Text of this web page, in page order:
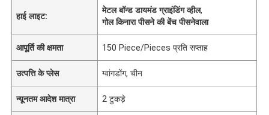
हाई लाइट:
मेटल बॉन्ड डायमंड ग्राइंडिंग व्हील,
गोल किनारा पीसने की बेंच पीसनेवाला
आपूर्ति की क्षमता 150 Piece/Pieces प्रति सप्ताह
उत्पत्ति के प्लेस ग्वांगडोंग, चीन
न्यूनतम आदेश मात्रा 2 टुकड़े